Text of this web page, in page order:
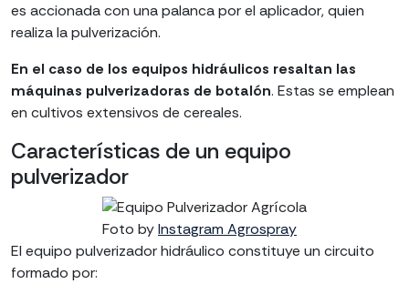
es accionada con una palanca por el aplicador, quien
realiza la pulverización.
En el caso de los equipos hidráulicos resaltan las
máquinas pulverizadoras de botalón. Estas se emplean
en cultivos extensivos de cereales.
Características de un equipo
pulverizador
Foto byInstagram Agrospray
El equipo pulverizador hidráulico constituye un circuito
formado por: